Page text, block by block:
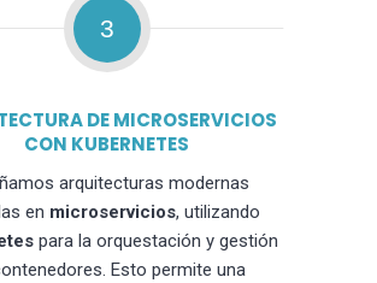
3
DE MICROSERVICIOS
CON KUBERNETES
arquitecturas modernas
en microservicios, utilizando
para la orquestación y gestión
Esto permite una